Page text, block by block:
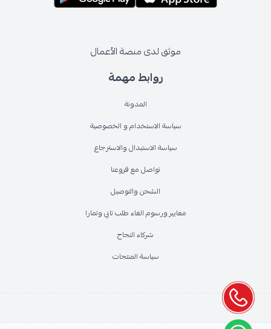
روابط مهمة
المدونة
سياسة الاستخدام و الخصوصية
سياسة الاستبدال والاسترجاع
تواصل مع فروعنا
الشحن والتوصيل
معايير ورسوم الغاء طلب تابي وتمارا
شركاء النجاح
سياسة المنتجات
موثق لدى منصة الأعمال